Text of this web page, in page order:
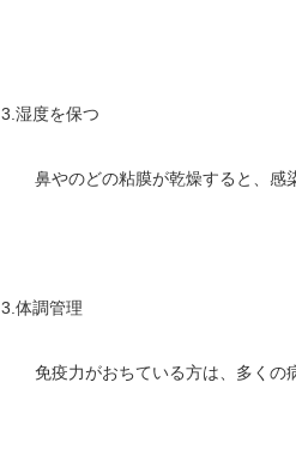
3.湿度を保つ
鼻やのどの粘膜が乾燥すると、感
3.体調管理
免疫力がおちている方は、多くの